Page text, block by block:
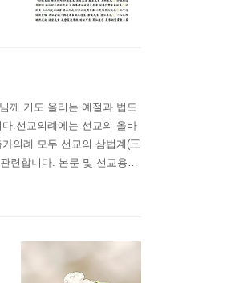
께 기도 올리는 예절과 법도
.선교의례에는 선교의 올바
의례 모두 선교의 삼법계(三
련합니다. 본문 및 선교용어
물 12호. 14~21쪽. "선교의